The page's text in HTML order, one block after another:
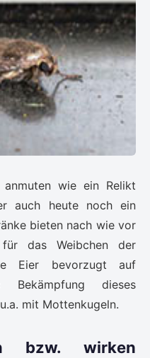
wie ein Relikt
auch heute noch ein
bieten nach wie vor
das Weibchen der
Eier bevorzugt auf
dieses
mit Mottenkugeln.
bzw. wirken